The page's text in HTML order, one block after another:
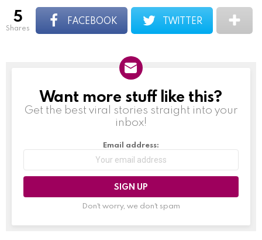
5
shares
FACEBOOK TWITTER
NEWSLETTER
Want more stuff like this?
Get the best viral stories straight into your
inbox!
Email address:
Don't worry, we don't spam